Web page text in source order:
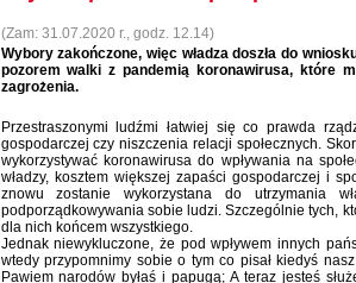
(Zam: 31.07.2020 r., godz. 12.14)
Wybory zakończone, więc władza doszła do
pozorem walki z pandemią koronawirusa, które
zagrożenia.
Przestraszonymi ludźmi łatwiej się co prawda
gospodarczej czy niszczenia relacji społecznych.
wykorzystywać koronawirusa do wpływania na
władzy, kosztem większej zapaści gospodarczej i
znowu zostanie wykorzystana do utrzymania
podporządkowywania sobie ludzi. Szczególnie tych,
dla nich końcem wszystkiego.
Jednak niewykluczone, że pod wpływem innych
wtedy przypomnimy sobie o tym co pisał kiedyś
Pawiem narodów byłaś i papugą; A teraz jesteś